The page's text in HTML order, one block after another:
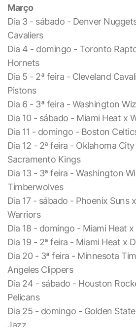
Março
Dia 3 - sábado - Denver
Cavaliers
Dia 4 - domingo - Toronto
Hornets
Dia 5 - 2ª feira - Cleveland
Pistons
Dia 6 - 3ª feira - Washington
Dia 10 - sábado - Miami Heat x
Dia 11 - domingo - Boston
Dia 12 - 2ª feira - Oklahoma
Sacramento Kings
Dia 13 - 3ª feira - Washington
Timberwolves
Dia 17 - sábado - Phoenix Suns
Warriors
Dia 18 - domingo - Miami Heat
Dia 19 - 2ª feira - Miami Heat x
Dia 20 - 3ª feira - Minnesota
Angeles Clippers
Dia 24 - sábado - Houston
Pelicans
Dia 25 - domingo - Golden
Jazz